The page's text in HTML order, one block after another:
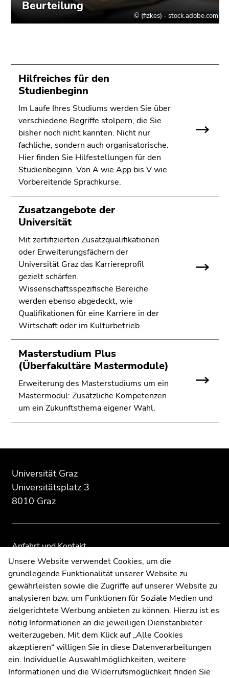
Hilfreiches für den
Studienbeginn
Im Laufe Ihres Studiums werden Sie über
verschiedene Begriffe stolpern, die Sie
bisher noch nicht kannten. Nicht nur
fachliche, sondern auch organisatorische.
Hier finden Sie Hilfestellungen für den
Studienbeginn. Von A wie App bis V wie
Vorbereitende Sprachkurse.
Zusatzangebote der
Universität
Mit zertifizierten Zusatzqualifikationen
oder Erweiterungsfächern der
Universität Graz das Karriereprofil
gezielt schärfen.
Wissenschaftsspezifische Bereiche
werden ebenso abgedeckt, wie
Qualifikationen für eine Karriere in der
Wirtschaft oder im Kulturbetrieb.
Masterstudium Plus
(Überfakultäre Mastermodule)
Erweiterung des Masterstudiums um ein
Mastermodul: Zusätzliche Kompetenzen
um ein Zukunftsthema eigener Wahl.
Seitenbereichs:
Zusatzinformationen:
Universität Graz
Universitätsplatz 3
8010 Graz
Anfahrt und Kontakt
Kommunikation und Öffentlichkeitsarbeit
Moodle
UNIGRAZonline
Impressum
Datenschutzerklärung
Cookie-Einstellungen
Barrierefreiheitserklärung
Seitenbereichs.
Übersicht
Seitenbereiche
Seitenbereichs.
Übersicht
Seitenbereiche
Unsere Website verwendet Cookies, um die
grundlegende Funktionalität unserer Website zu
gewährleisten sowie die Zugriffe auf unserer Website zu
analysieren bzw. um Funktionen für Soziale Medien und
zielgerichtete Werbung anbieten zu können. Hierzu ist es
nötig Informationen an die jeweiligen Dienstanbieter
weiterzugeben. Mit dem Klick auf „Alle Cookies
akzeptieren“ willigen Sie in diese Datenverarbeitungen
ein. Individuelle Auswahlmöglichkeiten, weitere
Informationen und die Widerrufsmöglichkeit finden Sie